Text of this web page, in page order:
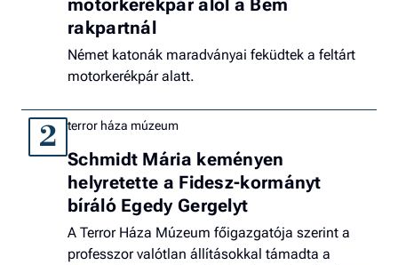
motorkerékpár alól a Bem
rakpartnál
Német katonák maradványai feküdtek a feltárt
motorkerékpár alatt.
2 terror háza múzeum
Schmidt Mária keményen
helyretette a Fidesz-kormányt
bíráló Egedy Gergelyt
A Terror Háza Múzeum főigazgatója szerint a
professzor valótlan állításokkal támadta a